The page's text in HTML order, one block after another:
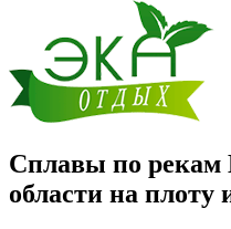
Сплавы по рекам
области на плоту